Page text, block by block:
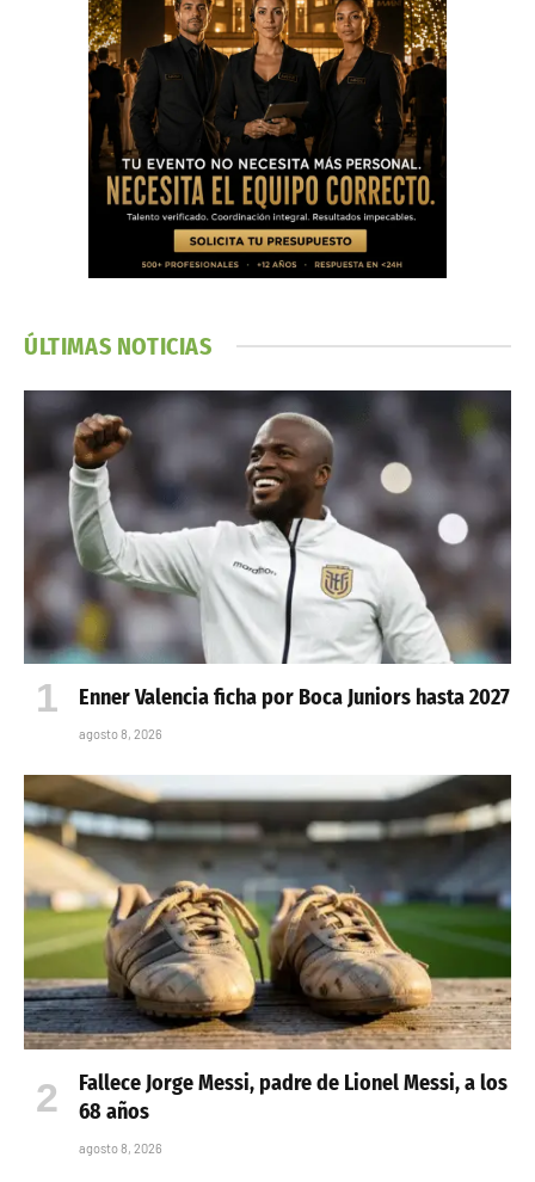
ÚLTIMAS NOTICIAS
Enner Valencia ficha por Boca Juniors hasta 2027
agosto 8, 2026
Fallece Jorge Messi, padre de Lionel Messi, a los
68 años
agosto 8, 2026